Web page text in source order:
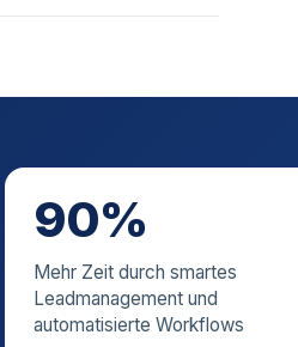
90%
Mehr Zeit durch smartes
Leadmanagement und
automatisierte Workflows